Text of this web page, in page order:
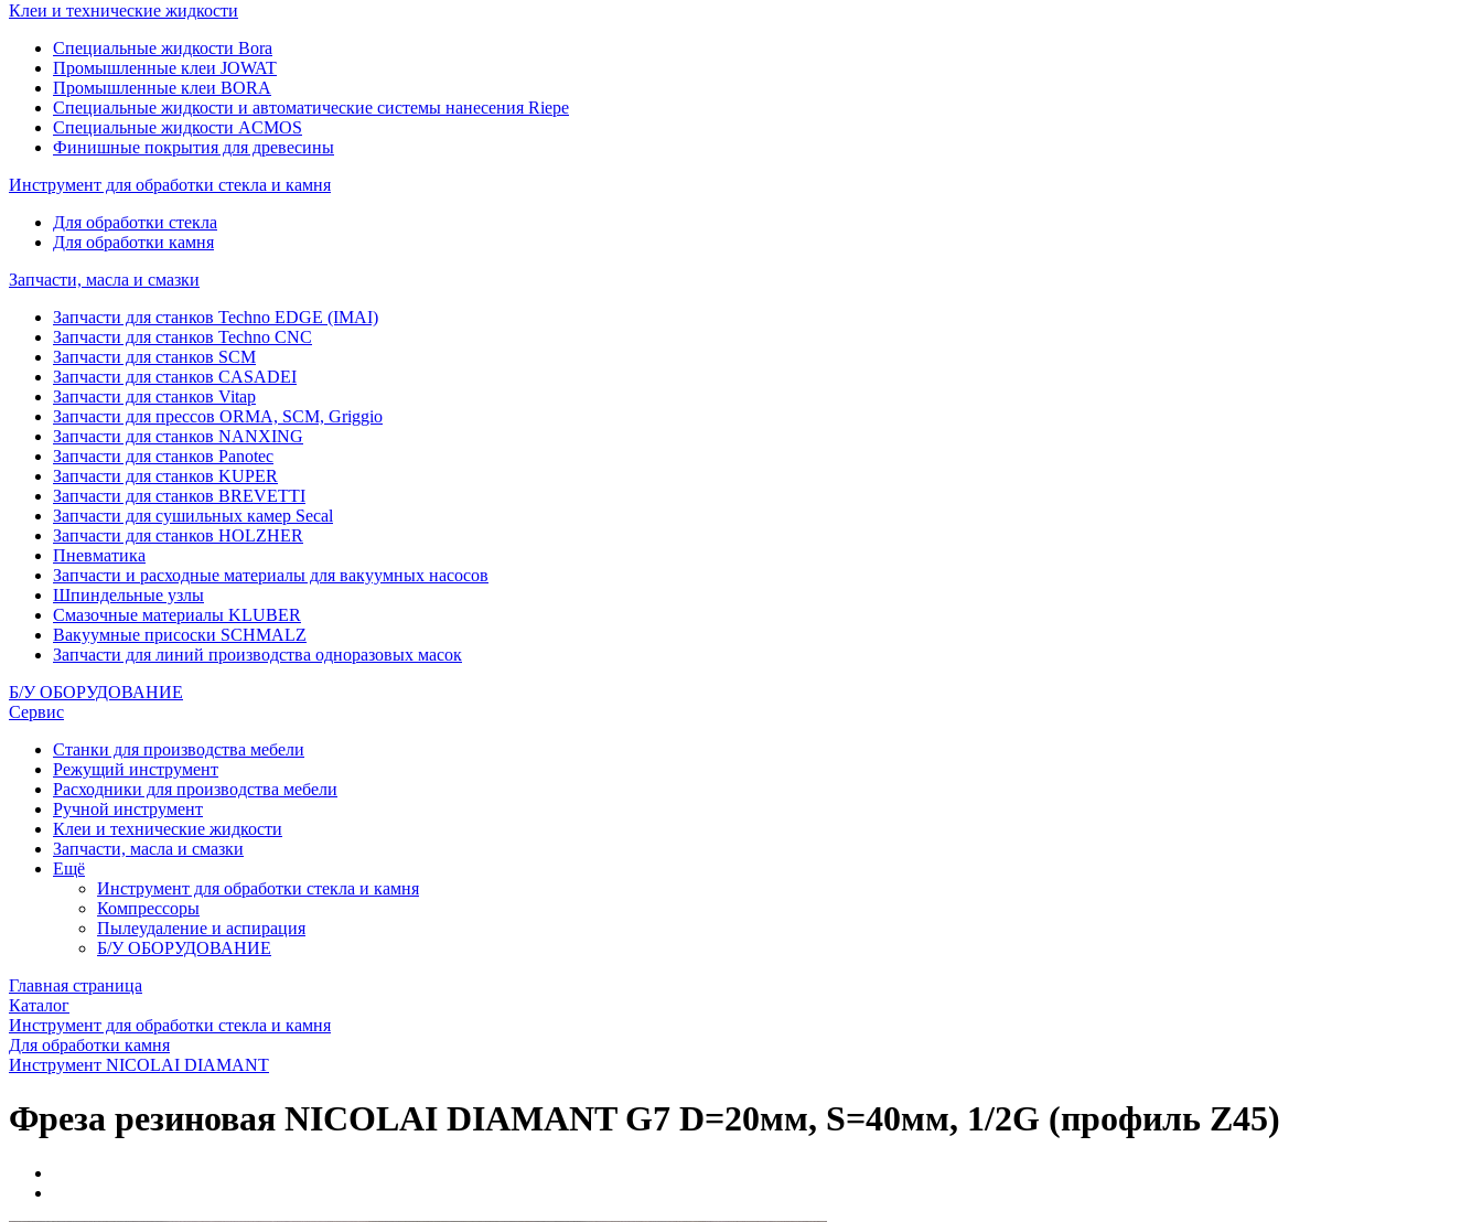
Клеи и технические жидкости
Специальные жидкости Bora
Промышленные клеи JOWAT
Промышленные клеи BORA
Специальные жидкости и автоматические системы нанесения Riepe
Специальные жидкости ACMOS
Финишные покрытия для древесины
Инструмент для обработки стекла и камня
Для обработки стекла
Для обработки камня
Запчасти, масла и смазки
Запчасти для станков Techno EDGE (IMAI)
Запчасти для станков Techno CNC
Запчасти для станков SCM
Запчасти для станков CASADEI
Запчасти для станков Vitap
Запчасти для прессов ORMA, SCM, Griggio
Запчасти для станков NANXING
Запчасти для станков Panotec
Запчасти для станков KUPER
Запчасти для станков BREVETTI
Запчасти для сушильных камер Secal
Запчасти для станков HOLZHER
Пневматика
Запчасти и расходные материалы для вакуумных насосов
Шпиндельные узлы
Смазочные материалы KLUBER
Вакуумные присоски SCHMALZ
Запчасти для линий производства одноразовых масок
Б/У ОБОРУДОВАНИЕ
Сервис
Станки для производства мебели
Режущий инструмент
Расходники для производства мебели
Ручной инструмент
Клеи и технические жидкости
Запчасти, масла и смазки
Ещё
Инструмент для обработки стекла и камня
Компрессоры
Пылеудаление и аспирация
Б/У ОБОРУДОВАНИЕ
Главная страница
Каталог
Инструмент для обработки стекла и камня
Для обработки камня
Инструмент NICOLAI DIAMANT
Фреза резиновая NICOLAI DIAMANT G7 D=20мм, S=40мм, 1/2G (профиль Z45)